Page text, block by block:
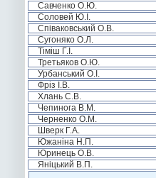
Савченко О.Ю.
Соловей Ю.І.
Співаковський О.В.
Сугоняко О.Л.
Тіміш Г.І.
Третьяков О.Ю.
Урбанський О.І.
Фріз І.В.
Хлань С.В.
Чепинога В.М.
Черненко О.М.
Шверк Г.А.
Южаніна Н.П.
Юринець О.В.
Яніцький В.П.